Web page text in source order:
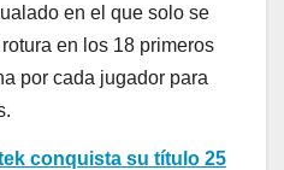
en el que solo se
en los 18 primeros
por cada jugador para
conquista su título 25